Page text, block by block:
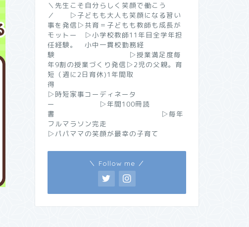
＼先生こそ自分らしく笑顔で働こう
／ ▷子どもも大人も笑顔になる習い
事を発信▷共育＝子どもも教師も成長が
モットー ▷小学校教師11年目全学年担
任経験。 小中一貫校勤務経
験 ▷授業満足度毎
年9割の授業づくり発信▷2児の父親。育
短（週に2日育休)1年間取
得
▷時短家事コーディネータ
ー ▷年間100冊読
書 ▷毎年
フルマラソン完走
▷パパママの笑顔が最幸の子育て
＼ Follow me ／